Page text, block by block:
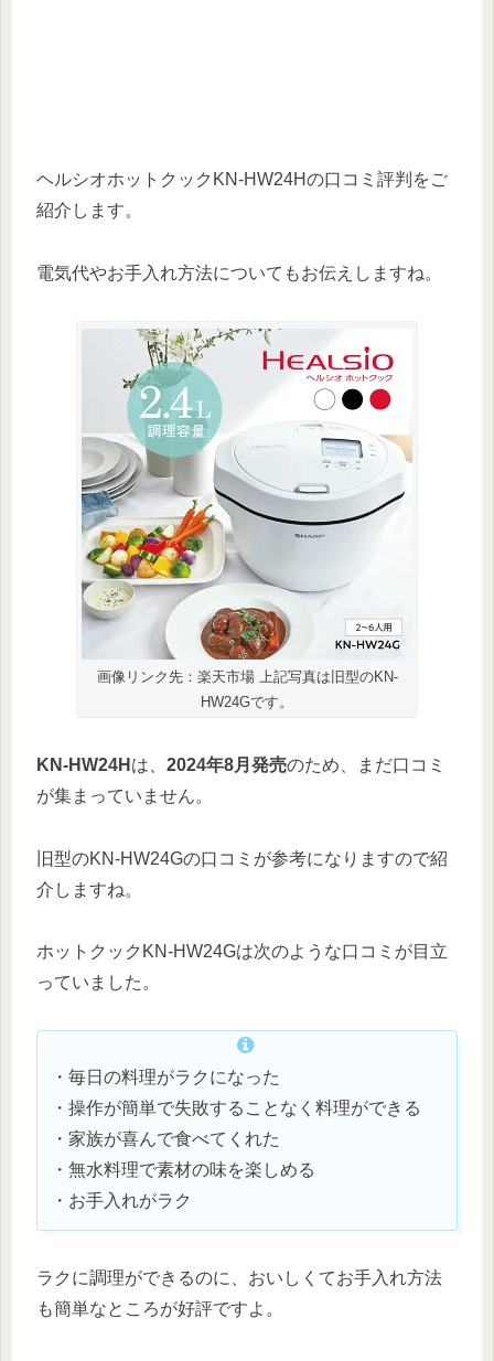
ヘルシオホットクックKN-HW24Hの口コミ評判をご
紹介します。
電気代やお手入れ方法についてもお伝えしますね。
画像リンク先：楽天市場 上記写真は旧型のKN-
HW24Gです。
KN-HW24H は、 2024年8月発売のため、まだ口コミ
が集まっていません。
旧型のKN-HW24Gの口コミが参考になりますので紹
介しますね。
ホットクックKN-HW24Gは次のような口コミが目立
っていました。
・毎日の料理がラクになった
・操作が簡単で失敗することなく料理ができる
・家族が喜んで食べてくれた
・無水料理で素材の味を楽しめる
・お手入れがラク
ラクに調理ができるのに、おいしくてお手入れ方法
も簡単なところが好評ですよ。